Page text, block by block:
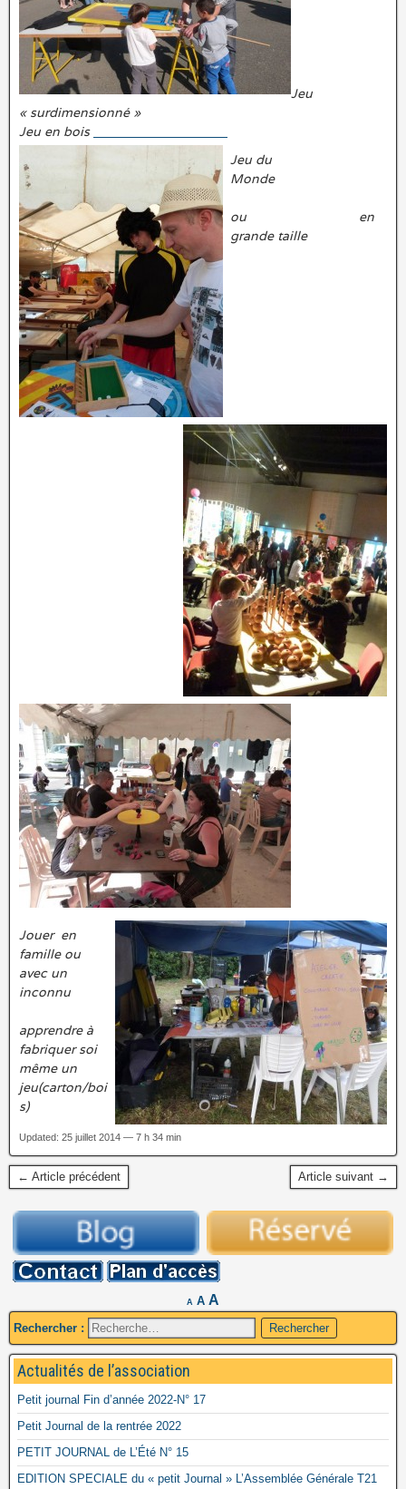
Jeu
« surdimensionné »
Jeu en bois
Jeu du
Monde
ou en
grande taille
Jouer en
famille ou
avec un
inconnu
apprendre à
fabriquer soi
même un
jeu(carton/boi
s)
Updated: 25 juillet 2014 — 7 h 34 min
← Article précédent Article suivant →
A A A
Rechercher :
Actualités de l’association
Petit journal Fin d’année 2022-N° 17
Petit Journal de la rentrée 2022
PETIT JOURNAL de L’Été N° 15
EDITION SPECIALE du « petit Journal » L’Assemblée Générale T21